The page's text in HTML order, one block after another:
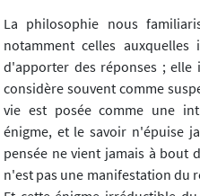
La philosophie nous
notamment celles
d'apporter des réponses ;
considère souvent comme
vie est posée comme une
énigme, et le savoir n'épuise
pensée ne vient jamais à bout
n'est pas une manifestation du